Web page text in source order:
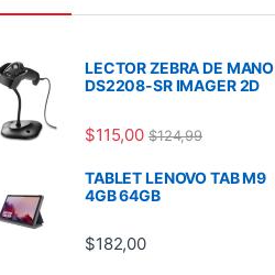
LECTOR ZEBRA DE MANO
DS2208-SR IMAGER 2D
$115,00 $124,99
TABLET LENOVO TAB M9
4GB 64GB
$182,00